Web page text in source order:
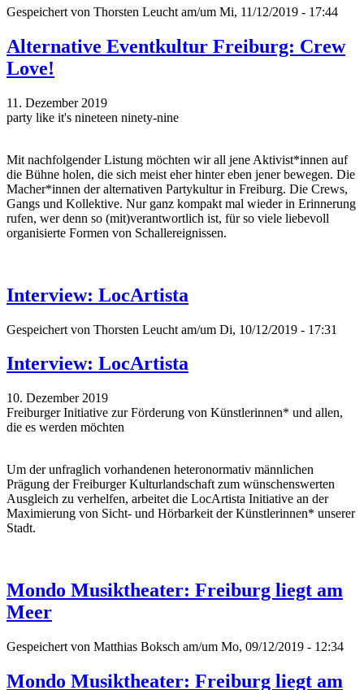
Gespeichert von Thorsten Leucht am/um Mi, 11/12/2019 - 17:44
Alternative Eventkultur Freiburg: Crew
Love!
11. Dezember 2019
party like it's nineteen ninety-nine
Mit nachfolgender Listung möchten wir all jene Aktivist*innen auf
die Bühne holen, die sich meist eher hinter eben jener bewegen. Die
Macher*innen der alternativen Partykultur in Freiburg. Die Crews,
Gangs und Kollektive. Nur ganz kompakt mal wieder in Erinnerung
rufen, wer denn so (mit)verantwortlich ist, für so viele liebevoll
organisierte Formen von Schallereignissen.
Interview: LocArtista
Gespeichert von Thorsten Leucht am/um Di, 10/12/2019 - 17:31
Interview: LocArtista
10. Dezember 2019
Freiburger Initiative zur Förderung von Künstlerinnen* und allen,
die es werden möchten
Um der unfraglich vorhandenen heteronormativ männlichen
Prägung der Freiburger Kulturlandschaft zum wünschenswerten
Ausgleich zu verhelfen, arbeitet die LocArtista Initiative an der
Maximierung von Sicht- und Hörbarkeit der Künstlerinnen* unserer
Stadt.
Mondo Musiktheater: Freiburg liegt am
Meer
Gespeichert von Matthias Boksch am/um Mo, 09/12/2019 - 12:34
Mondo Musiktheater: Freiburg liegt am